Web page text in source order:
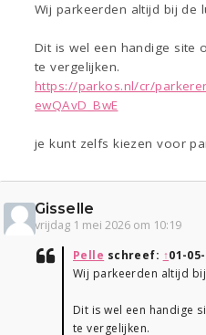
Wij parkeerden altijd bij de
Dit is wel een handige site
te vergelijken.
https://parkos.nl/cr/
ewQAvD_BwE
je kunt zelfs kiezen voor
Gisselle
vrijdag 1 mei 2026 om 10:19
Pelle schreef: ↑01-
Wij parkeerden altijd
Dit is wel een handige
te vergelijken.